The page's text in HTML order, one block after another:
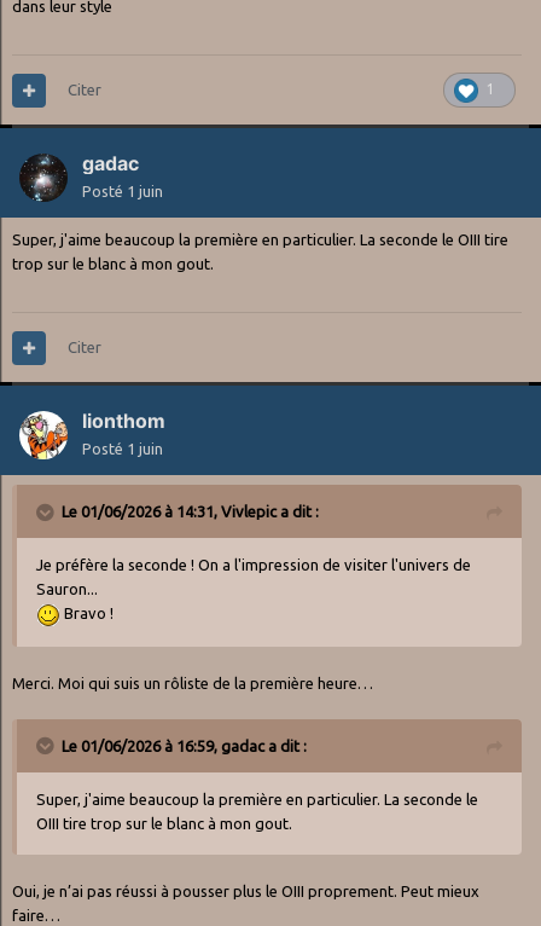
dans leur style
1
Citer
gadac
Posté 1 juin
Super, j'aime beaucoup la première en particulier. La seconde le OIII tire
trop sur le blanc à mon gout.
Citer
lionthom
Posté 1 juin
Le 01/06/2026 à 14:31, Vivlepica dit :
Je préfère la seconde ! On a l'impression de visiter l'univers de
Sauron...
Bravo !
Merci. Moi qui suis un rôliste de la première heure…
Le 01/06/2026 à 16:59, gadaca dit :
Super, j'aime beaucoup la première en particulier. La seconde le
OIII tire trop sur le blanc à mon gout.
Oui, je n’ai pas réussi à pousser plus le OIII proprement. Peut mieux
faire…